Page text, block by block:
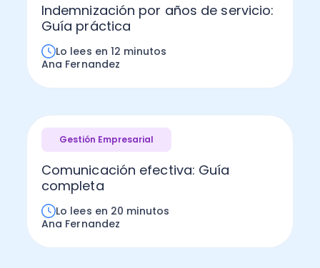
Indemnización por años de servicio:
Guía práctica
Lo lees en 12 minutos
Ana Fernandez
Gestión Empresarial
Comunicación efectiva: Guía
completa
Lo lees en 20 minutos
Ana Fernandez